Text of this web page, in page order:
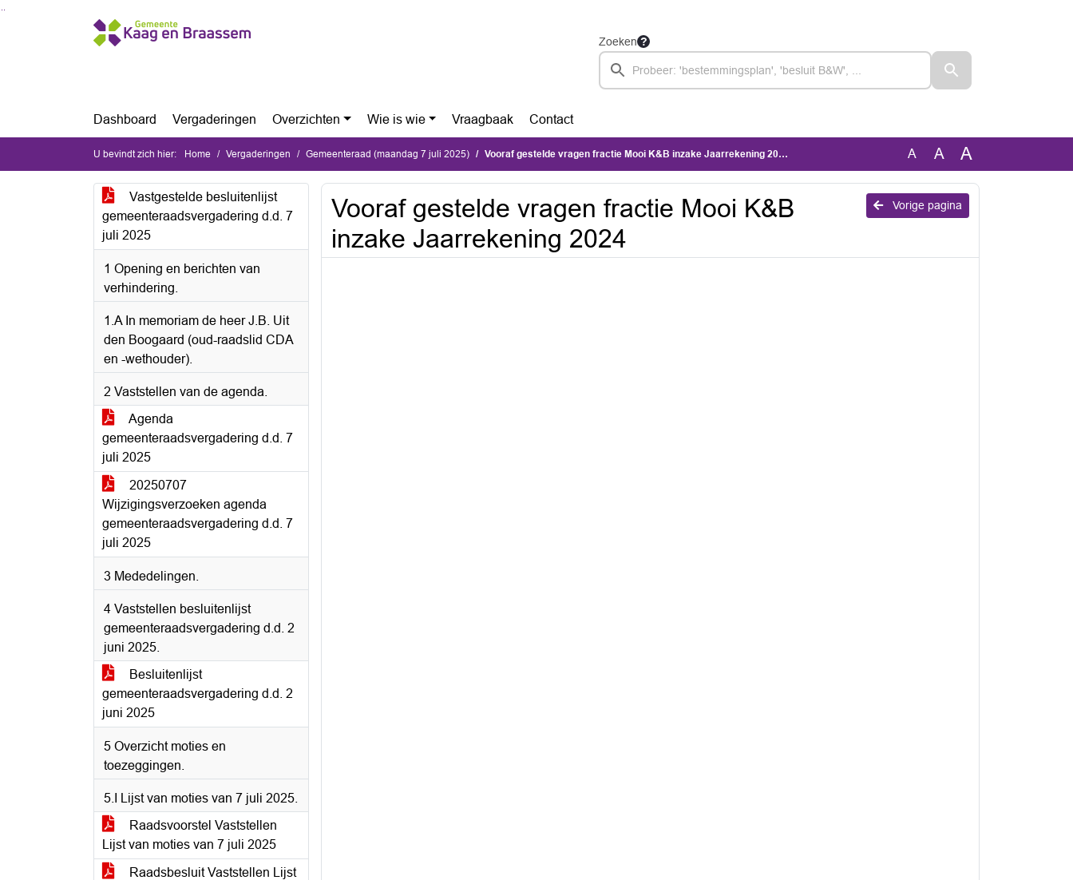
Ga naar de inhoud van deze pagina
Ga naar het zoeken
Ga naar het menu
Zoeken
Dashboard Vergaderingen Overzichten Wie is wie Vraagbaak Contact
U bevindt zich hier: Home Vergaderingen Gemeenteraad (maandag 7 juli 2025) Vooraf gestelde vragen fractie Mooi K&B inzake Jaarrekening 2024 A A A
Vastgestelde besluitenlijst
gemeenteraadsvergadering d.d. 7
juli 2025
1 Opening en berichten van
verhindering.
1.A In memoriam de heer J.B. Uit
den Boogaard (oud-raadslid CDA
en -wethouder).
2 Vaststellen van de agenda.
Agenda
gemeenteraadsvergadering d.d. 7
juli 2025
20250707
Wijzigingsverzoeken agenda
gemeenteraadsvergadering d.d. 7
juli 2025
3 Mededelingen.
4 Vaststellen besluitenlijst
gemeenteraadsvergadering d.d. 2
juni 2025.
Besluitenlijst
gemeenteraadsvergadering d.d. 2
juni 2025
5 Overzicht moties en
toezeggingen.
5.I Lijst van moties van 7 juli 2025.
Raadsvoorstel Vaststellen
Lijst van moties van 7 juli 2025
Raadsbesluit Vaststellen Lijst
Vorige pagina
Vooraf gestelde vragen fractie Mooi K&B
inzake Jaarrekening 2024